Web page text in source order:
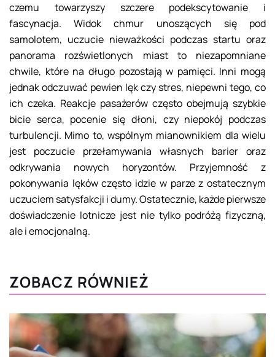
czemu towarzyszy szczere podekscytowanie i
fascynacja. Widok chmur unoszących się pod
samolotem, uczucie nieważkości podczas startu oraz
panorama rozświetlonych miast to niezapomniane
chwile, które na długo pozostają w pamięci. Inni mogą
jednak odczuwać pewien lęk czy stres, niepewni tego, co
ich czeka. Reakcje pasażerów często obejmują szybkie
bicie serca, pocenie się dłoni, czy niepokój podczas
turbulencji. Mimo to, wspólnym mianownikiem dla wielu
jest poczucie przełamywania własnych barier oraz
odkrywania nowych horyzontów. Przyjemność z
pokonywania lęków często idzie w parze z ostatecznym
uczuciem satysfakcji i dumy. Ostatecznie, każde pierwsze
doświadczenie lotnicze jest nie tylko podróżą fizyczną,
ale i emocjonalną.
ZOBACZ RÓWNIEŻ